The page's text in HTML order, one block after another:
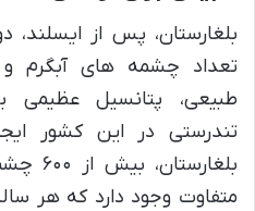
بلغارستان، پس از ایسلند،
تعداد چشمه های آبگرم
طبیعی، پتانسیل عظیمی
تندرستی در این کشور
متفاوت وجود دارد که هر